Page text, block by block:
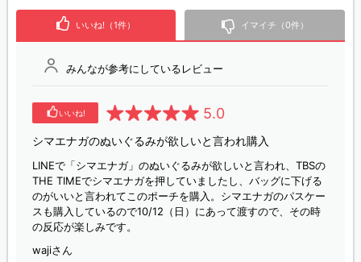
いいね!（1件） イマイチ（0件）
みんなが参考にしているレビュー
いいね! 5.0
シマエナガのぬいぐるみが欲しいと言われ購入
LINEで「シマエナガ」のぬいぐるみが欲しいと言われ、TBSの
THE TIMEでシマエナガを押していましたし、バッグに下げる
のがいいと言われてこのポーチを購入。シマエナガのパスケー
スも購入しているので10/12（日）にあって渡すので、その時
の反応が楽しみです。
wajiさん